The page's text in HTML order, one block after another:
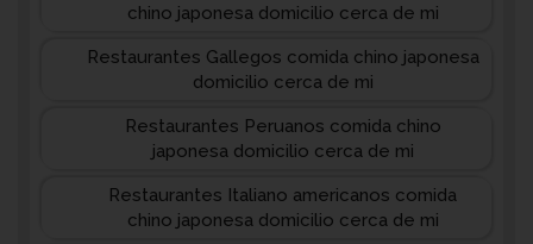
chino japonesa domicilio cerca de mi
Restaurantes Gallegos comida chino japonesa
domicilio cerca de mi
Restaurantes Peruanos comida chino
japonesa domicilio cerca de mi
Restaurantes Italiano americanos comida
chino japonesa domicilio cerca de mi